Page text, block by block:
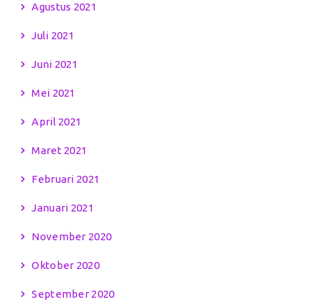
Agustus 2021
Juli 2021
Juni 2021
Mei 2021
April 2021
Maret 2021
Februari 2021
Januari 2021
November 2020
Oktober 2020
September 2020